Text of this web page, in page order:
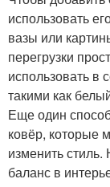
использовать
вазы или
перегрузки
использовать в
такими как
Еще один
ковёр, которые
изменить
баланс в